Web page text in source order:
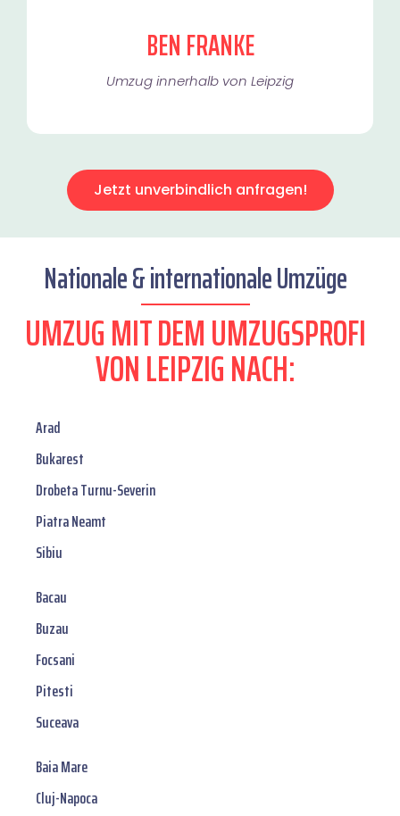
BEN FRANKE
Umzug innerhalb von Leipzig​
Jetzt unverbindlich anfragen!
Nationale & internationale Umzüge
UMZUG MIT DEM UMZUGSPROFI
VON LEIPZIG NACH:
Arad
Bukarest
Drobeta Turnu-Severin
Piatra Neamt
Sibiu
Bacau
Buzau
Focsani
Pitesti
Suceava
Baia Mare
Cluj-Napoca